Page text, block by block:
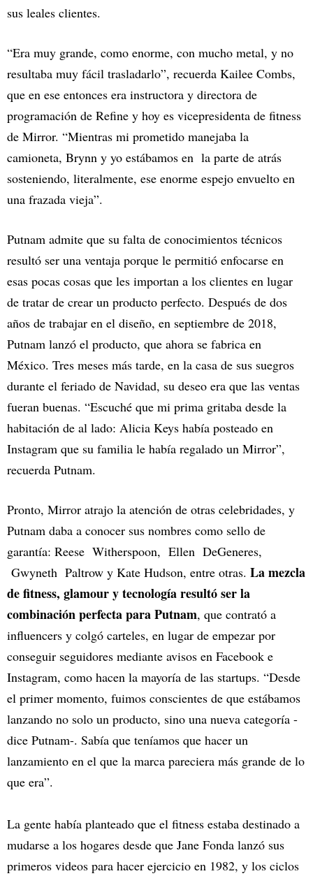
sus leales clientes.
“Era muy grande, como enorme, con mucho metal, y no
resultaba muy fácil trasladarlo”, recuerda Kailee Combs,
que en ese entonces era instructora y directora de
programación de Refine y hoy es vicepresidenta de fitness
de Mirror. “Mientras mi prometido manejaba la
camioneta, Brynn y yo estábamos en la parte de atrás
sosteniendo, literalmente, ese enorme espejo envuelto en
una frazada vieja”.
Putnam admite que su falta de conocimientos técnicos
resultó ser una ventaja porque le permitió enfocarse en
esas pocas cosas que les importan a los clientes en lugar
de tratar de crear un producto perfecto. Después de dos
años de trabajar en el diseño, en septiembre de 2018,
Putnam lanzó el producto, que ahora se fabrica en
México. Tres meses más tarde, en la casa de sus suegros
durante el feriado de Navidad, su deseo era que las ventas
fueran buenas. “Escuché que mi prima gritaba desde la
habitación de al lado: Alicia Keys había posteado en
Instagram que su familia le había regalado un Mirror”,
recuerda Putnam.
Pronto, Mirror atrajo la atención de otras celebridades, y
Putnam daba a conocer sus nombres como sello de
garantía: Reese Witherspoon, Ellen DeGeneres,
Gwyneth Paltrow y Kate Hudson, entre otras. La mezcla
de fitness, glamour y tecnología resultó ser la
combinación perfecta para Putnam, que contrató a
influencers y colgó carteles, en lugar de empezar por
conseguir seguidores mediante avisos en Facebook e
Instagram, como hacen la mayoría de las startups. “Desde
el primer momento, fuimos conscientes de que estábamos
lanzando no solo un producto, sino una nueva categoría -
dice Putnam-. Sabía que teníamos que hacer un
lanzamiento en el que la marca pareciera más grande de lo
que era”.
La gente había planteado que el fitness estaba destinado a
mudarse a los hogares desde que Jane Fonda lanzó sus
primeros videos para hacer ejercicio en 1982, y los ciclos